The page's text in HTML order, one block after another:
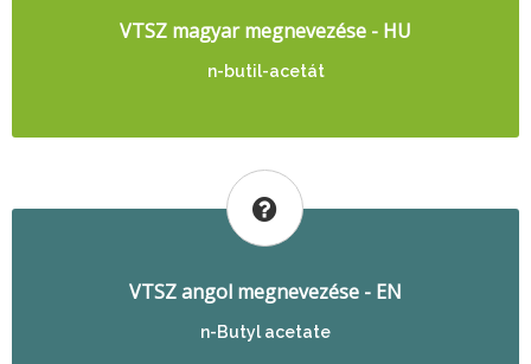
VTSZ magyar megnevezése - HU
n-butil-acetát
VTSZ angol megnevezése - EN
n-Butyl acetate